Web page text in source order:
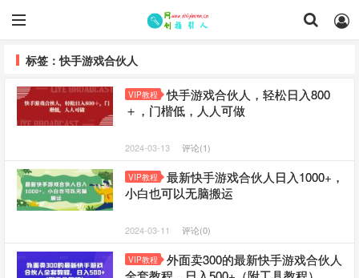
标签：快手游戏合伙人
VIP教程
快手游戏合伙人，轻松日入800
＋，门楷低，人人可做
2024-03-13 评论(1)
VIP教程
最新快手游戏合伙人日入1000+，
小白也可以无脑搬运
2024-03-11 评论(0)
VIP教程
外面卖300的最新快手游戏合伙人